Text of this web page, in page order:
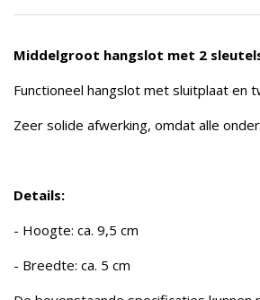
Middelgroot hangslot met 2
Functioneel hangslot met sluitplaat en
Zeer solide afwerking, omdat alle
Details:
- Hoogte: ca. 9,5 cm
- Breedte: ca. 5 cm